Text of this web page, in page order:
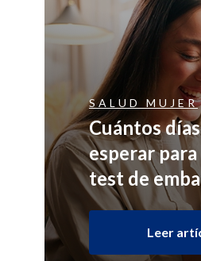
SALUD MUJER
Cuántos
esperar
test de
Leer